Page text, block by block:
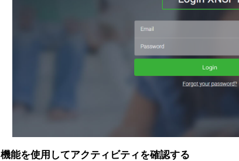
機能を使用してアクティビティを確認する